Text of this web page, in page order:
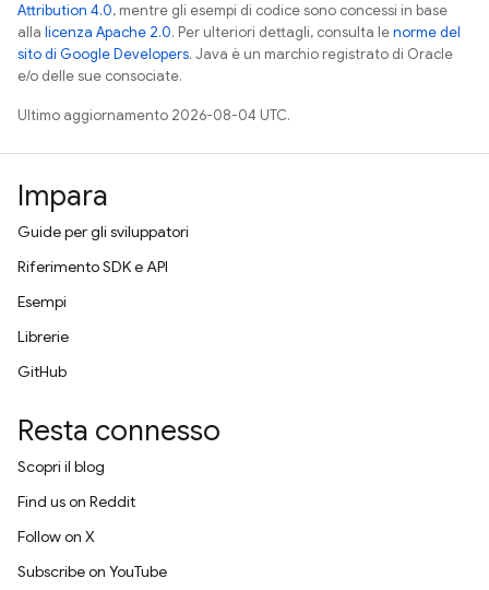
Attribution 4.0, mentre gli esempi di codice sono concessi in base
alla licenza Apache 2.0. Per ulteriori dettagli, consulta lenorme del
sito di Google Developers. Java è un marchio registrato di Oracle
e/o delle sue consociate.
Ultimo aggiornamento 2026-08-04 UTC.
Impara
Guide per gli sviluppatori
Riferimento SDK e API
Esempi
Librerie
GitHub
Resta connesso
Scopri il blog
Find us on Reddit
Follow on X
Subscribe on YouTube